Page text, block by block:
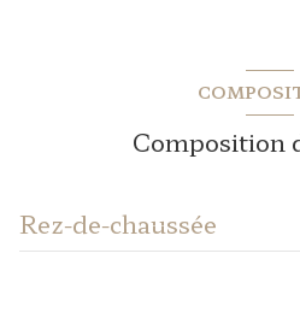
Composition
Rez-de-chaussée